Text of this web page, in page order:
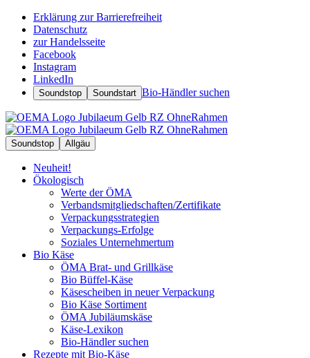
Erklärung zur Barrierefreiheit
Datenschutz
zur Handelsseite
Facebook
Instagram
LinkedIn
Soundstop Soundstart Bio-Händler suchen
Soundstop Allgäu
Neuheit!
Ökologisch
Werte der ÖMA
Verbandsmitgliedschaften/Zertifikate
Verpackungsstrategien
Verpackungs-Erfolge
Soziales Unternehmertum
Bio Käse
ÖMA Brat- und Grillkäse
Bio Büffel-Käse
Käsescheiben in neuer Verpackung
Bio Käse Sortiment
ÖMA Jubiläumskäse
Käse-Lexikon
Bio-Händler suchen
Rezepte mit Bio-Käse